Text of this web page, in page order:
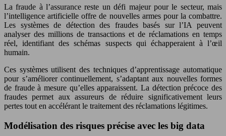
La fraude à l’assurance reste un défi majeur pour le secteur, mais
l’intelligence artificielle offre de nouvelles armes pour la combattre.
Les systèmes de détection des fraudes basés sur l’IA peuvent
analyser des millions de transactions et de réclamations en temps
réel, identifiant des schémas suspects qui échapperaient à l’œil
humain.
Ces systèmes utilisent des techniques d’apprentissage automatique
pour s’améliorer continuellement, s’adaptant aux nouvelles formes
de fraude à mesure qu’elles apparaissent. La détection précoce des
fraudes permet aux assureurs de réduire significativement leurs
pertes tout en accélérant le traitement des réclamations légitimes.
Modélisation des risques précise avec les big data